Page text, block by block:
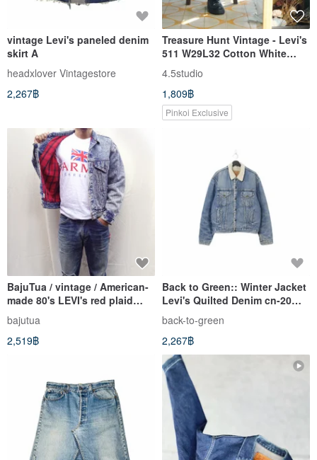
vintage Levi's paneled denim
skirt A
headxlover Vintagestore
2,267฿
Treasure Hunt Vintage - Levi's
511 W29L32 Cotton White
Denim Jeans
4.5studio
1,809฿
Pinkoi Exclusive
BajuTua / vintage / American-
made 80's LEVI's red plaid
lining classic trucker jacket
bajutua
2,519฿
Back to Green:: Winter Jacket
Levi's Quilted Denim cn-20
vintage
back-to-green
2,267฿